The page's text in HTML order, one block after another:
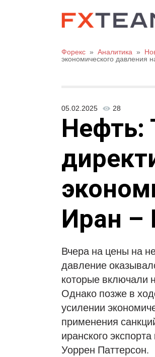
Форекс » Аналитика »
экономического давления
05.02.2025 28
Нефть:
Иран –
Вчера на цены на
давление
которые включали
Однако позже в
усилении
применения
иранского
Уоррен Паттерсон.